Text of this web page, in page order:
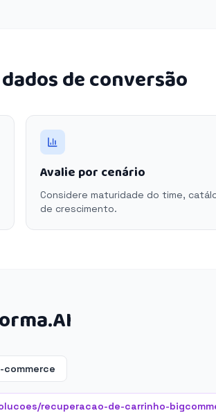
de conversão
Avalie por cenário
Considere maturidade do time,
de crescimento.
recuperacao-de-carrinho-